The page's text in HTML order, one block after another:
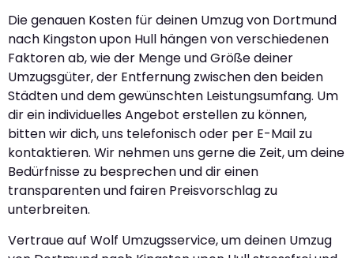
Die genauen Kosten für deinen Umzug von Dortmund
nach Kingston upon Hull hängen von verschiedenen
Faktoren ab, wie der Menge und Größe deiner
Umzugsgüter, der Entfernung zwischen den beiden
Städten und dem gewünschten Leistungsumfang. Um
dir ein individuelles Angebot erstellen zu können,
bitten wir dich, uns telefonisch oder per E-Mail zu
kontaktieren. Wir nehmen uns gerne die Zeit, um deine
Bedürfnisse zu besprechen und dir einen
transparenten und fairen Preisvorschlag zu
unterbreiten.
Vertraue auf Wolf Umzugsservice, um deinen Umzug